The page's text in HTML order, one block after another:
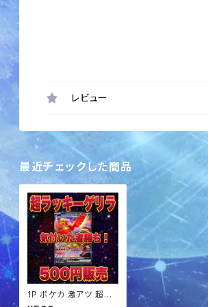
レビュー
最近チェックした商品
1P ポケカ 激アツ 超ラッ
キーゲリラ パック オリ